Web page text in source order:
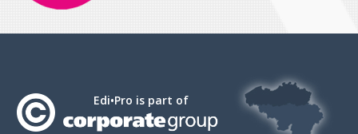
Edi•Pro is part of